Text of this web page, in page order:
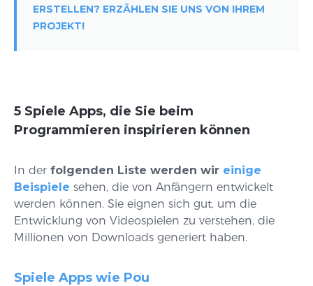
ERSTELLEN? ERZÄHLEN SIE UNS VON IHREM
PROJEKT!
5 Spiele Apps, die Sie beim
Programmieren inspirieren können
In der folgenden Liste werden wir einige
Beispiele sehen, die von Anfängern entwickelt
werden können. Sie eignen sich gut, um die
Entwicklung von Videospielen zu verstehen, die
Millionen von Downloads generiert haben.
Spiele Apps wie Pou